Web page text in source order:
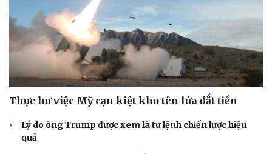
Thực hư việc Mỹ cạn kiệt kho tên lửa đắt tiền
Lý do ông Trump được xem là tư lệnh chiến lược hiệu
quả